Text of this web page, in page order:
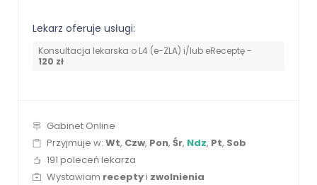
Lekarz oferuje usługi:
Konsultacja lekarska o L4 (e-ZLA) i/lub eReceptę -
120 zł
Gabinet Online
Przyjmuje w: Wt, Czw, Pon, Śr, Ndz, Pt, Sob
191 poleceń lekarza
Wystawiam receptyi zwolnienia